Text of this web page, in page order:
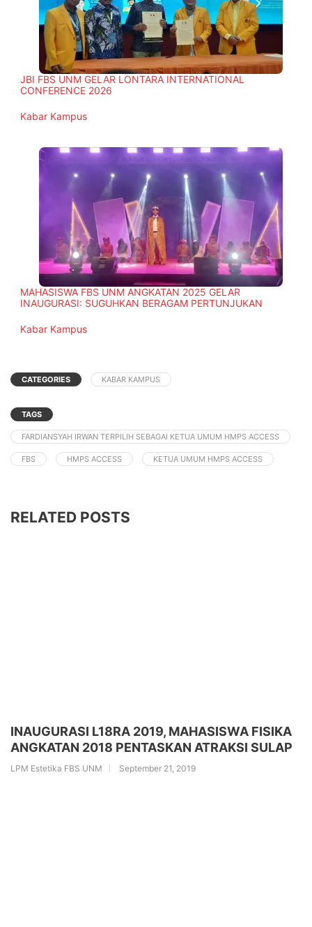
JBI FBS UNM GELAR LONTARA INTERNATIONAL
CONFERENCE 2026
In relation to
Kabar Kampus
MAHASISWA FBS UNM ANGKATAN 2025 GELAR
INAUGURASI: SUGUHKAN BERAGAM PERTUNJUKAN
In relation to
Kabar Kampus
CATEGORIES KABAR KAMPUS
TAGS
FARDIANSYAH IRWAN TERPILIH SEBAGAI KETUA UMUM HMPS ACCESS
FBS HMPS ACCESS KETUA UMUM HMPS ACCESS
RELATED POSTS
INAUGURASI L18RA 2019, MAHASISWA FISIKA
ANGKATAN 2018 PENTASKAN ATRAKSI SULAP
LPM Estetika FBS UNM September 21, 2019